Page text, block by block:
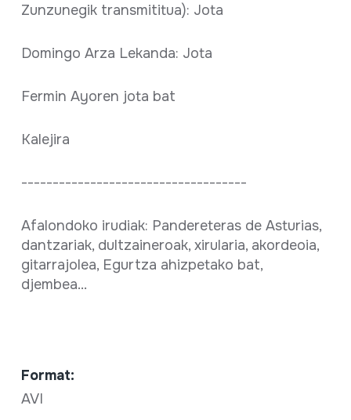
Zunzunegik transmititua): Jota
Domingo Arza Lekanda: Jota
Fermin Ayoren jota bat
Kalejira
------------------------------------
Afalondoko irudiak: Pandereteras de Asturias,
dantzariak, dultzaineroak, xirularia, akordeoia,
gitarrajolea, Egurtza ahizpetako bat,
djembea...
Format:
AVI